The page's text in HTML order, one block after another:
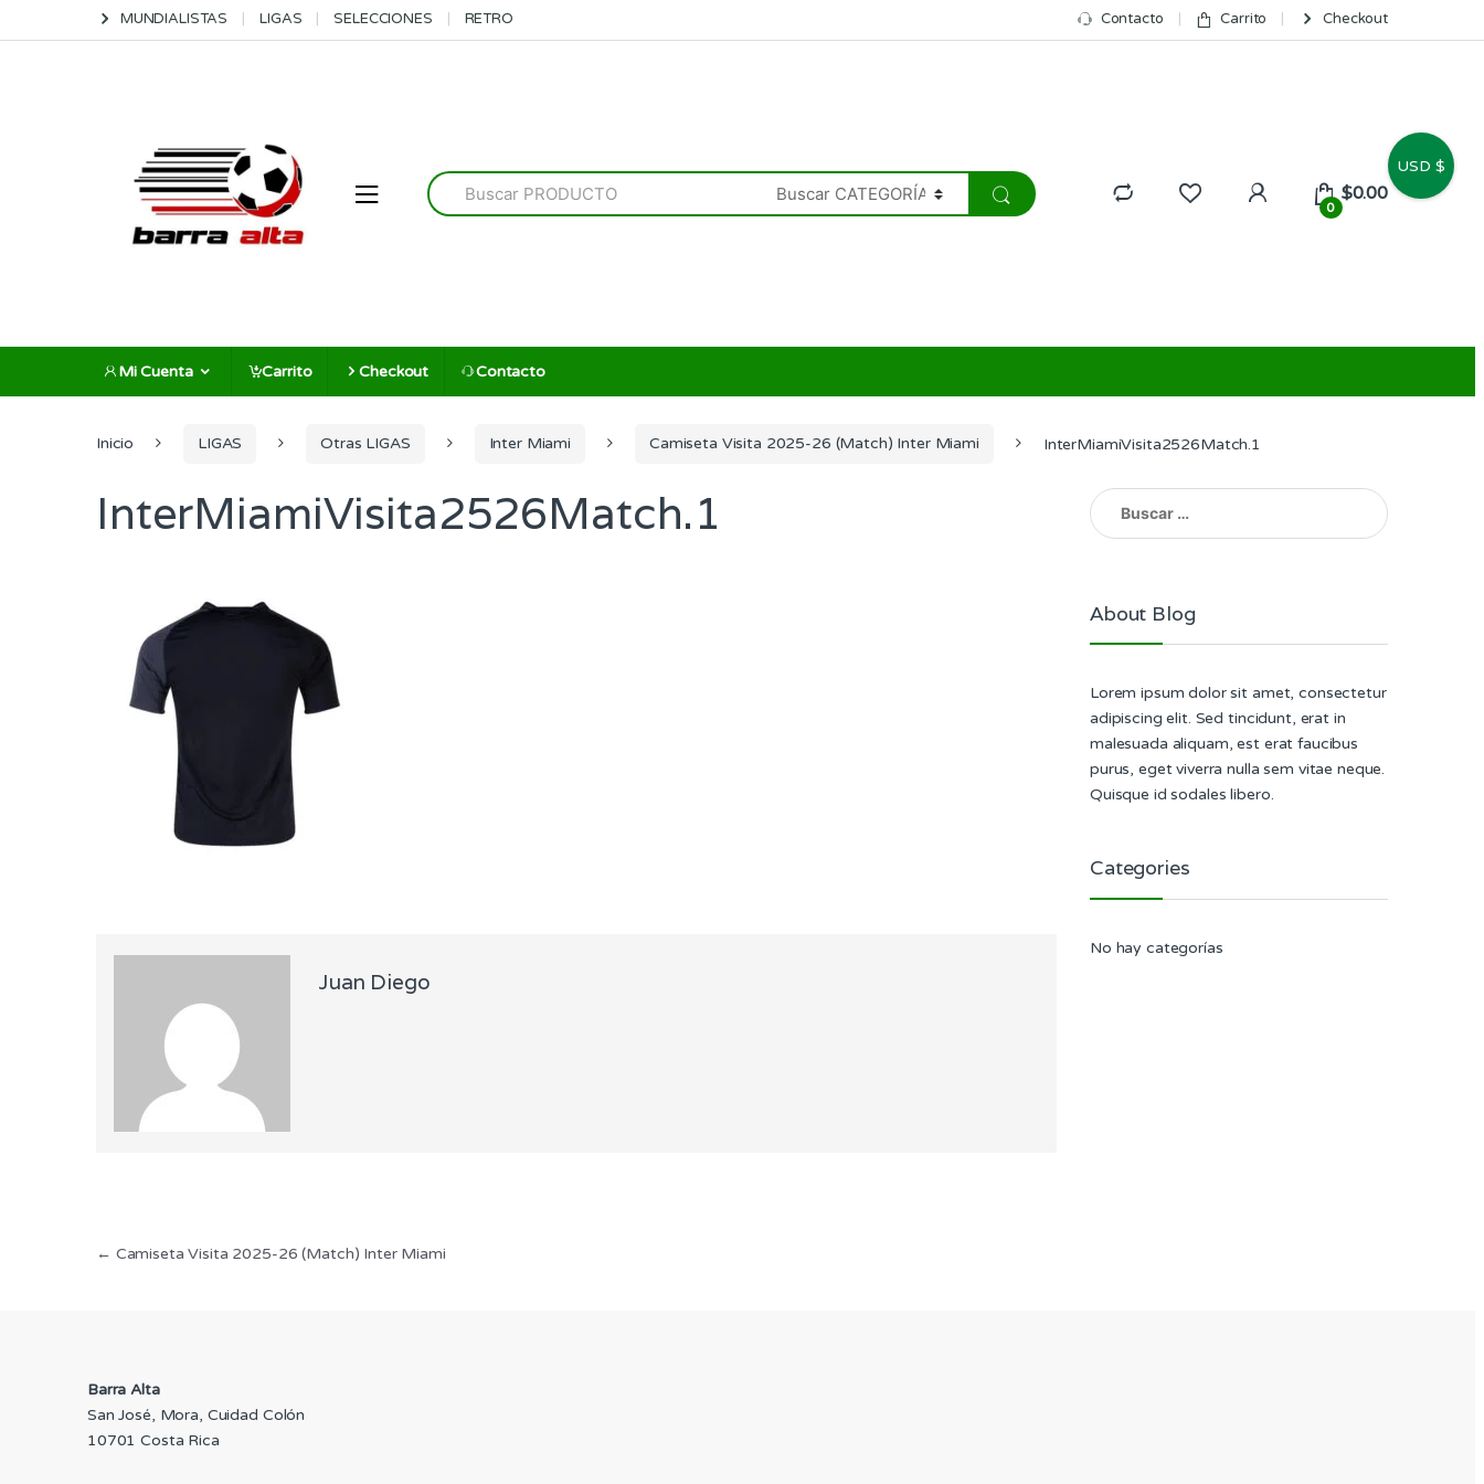
to
to
MUNDIALISTAS LIGAS SELECCIONES RETRO Contacto Carrito Checkout
Search
for:
0
$0.00
Mi Cuenta Carrito Checkout Contacto
Inicio LIGAS Otras LIGAS Inter Miami Camiseta Visita 2025-26 (Match) Inter Miami InterMiamiVisita2526Match.1
InterMiamiVisita2526Match.1
Juan Diego
Navegación
← Camiseta Visita 2025-26 (Match) Inter Miami
Buscar:
About Blog
Lorem ipsum dolor sit amet, consectetur
adipiscing elit. Sed tincidunt, erat in
malesuada aliquam, est erat faucibus
purus, eget viverra nulla sem vitae neque.
Quisque id sodales libero.
Categories
No hay categorías
Barra Alta
San José, Mora, Cuidad Colón
10701 Costa Rica
USD $